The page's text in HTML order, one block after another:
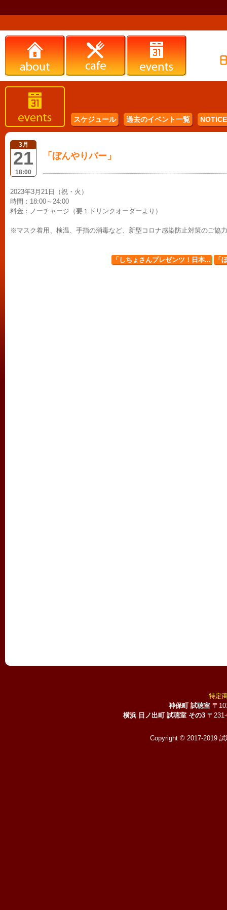
スケジュール 過去のイベント一覧
3月
21
18:00
「ぼんやりバー」
2023年3月21日（祝・火）
時間：18:00～24:00
料金：ノーチャージ（要１ドリンクオーダーより）
※マスク着用、検温、手指の消毒など、新型コロナ感染防止対策のご協
「しちょさんプレゼンツ！日本... 「
特定
神保町 試聴室 〒
横浜 日ノ出町 試聴室 その3 〒
Copyright © 2017-2019